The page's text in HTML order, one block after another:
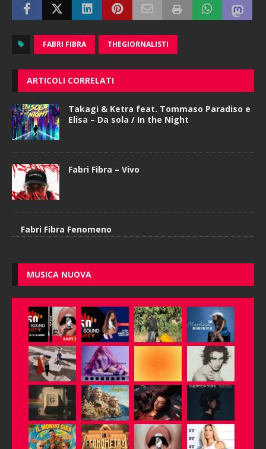
FABRI FIBRA THEGIORNALISTI
ARTICOLI CORRELATI
Takagi & Ketra feat. Tommaso Paradiso e
Elisa – Da sola / In the Night
Fabri Fibra – Vivo
Fabri Fibra Fenomeno
MUSICA NUOVA